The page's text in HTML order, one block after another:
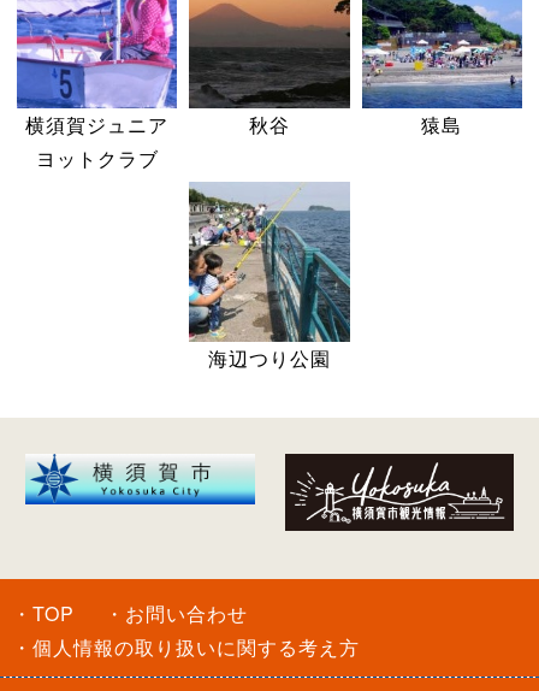
横須賀ジュニア
ヨットクラブ
秋谷 猿島
海辺つり公園
・TOP
・お問い合わせ
・個人情報の取り扱いに関する考え方